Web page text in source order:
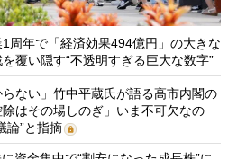
周年で「経済効果494億円」の大きな
覆い隠す“不透明すぎる巨大な数字”
らない」竹中平蔵氏が語る高市内閣の
はその場しのぎ」いま不可欠なの
論”と指摘